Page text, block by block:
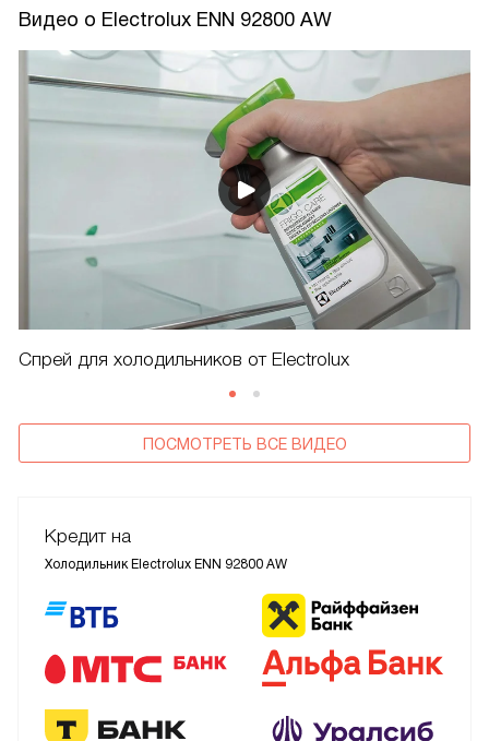
Видео о Electrolux ENN 92800 AW
Спрей для холодильников от Electrolux
ПОСМОТРЕТЬ ВСЕ ВИДЕО
Кредит на
Холодильник Electrolux ENN 92800 AW